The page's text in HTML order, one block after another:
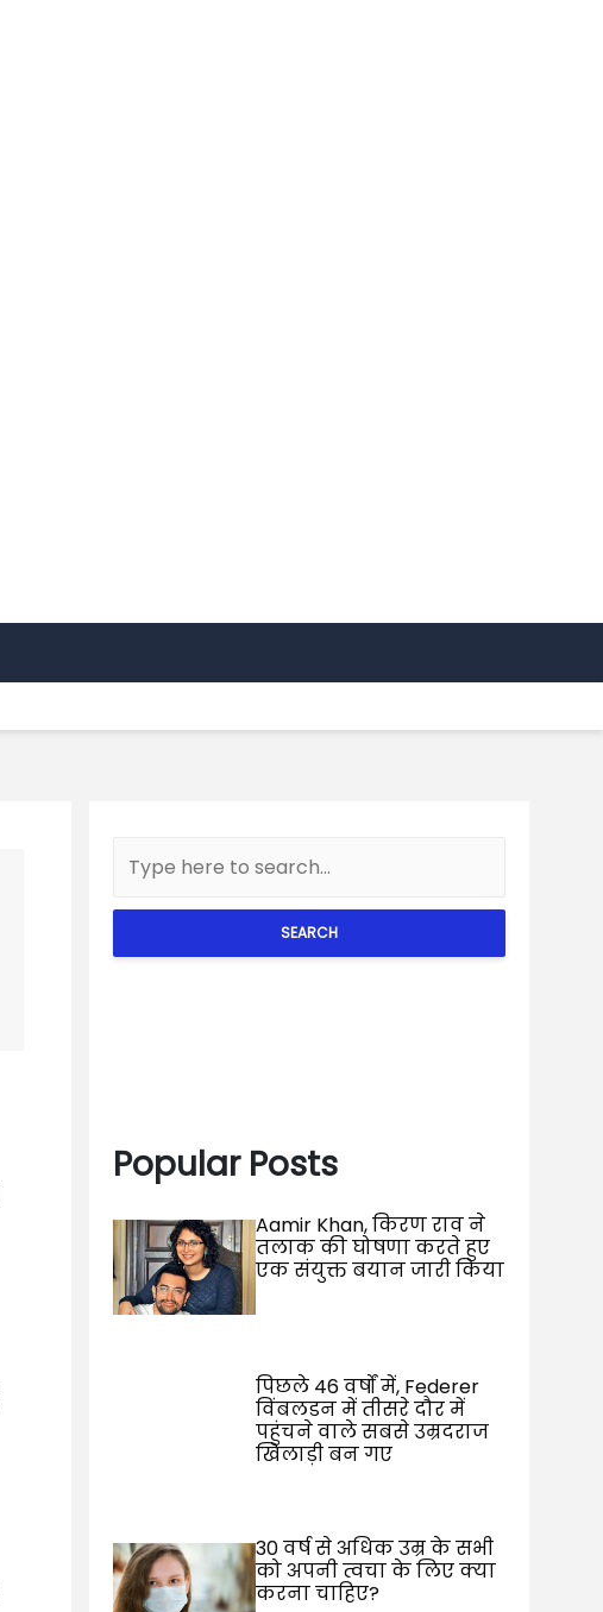
SEARCH
Popular Posts
Aamir Khan, किरण राव ने
तलाक की घोषणा करते हुए
एक संयुक्त बयान जारी किया
पिछले 46 वर्षों में, Federer
विंबलडन में तीसरे दौर में
पहुंचने वाले सबसे उम्रदराज
खिलाड़ी बन गए
30 वर्ष से अधिक उम्र के सभी
को अपनी त्वचा के लिए क्या
करना चाहिए?